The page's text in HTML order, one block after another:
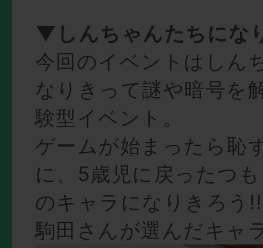
▼しんちゃんたちにな
今回のイベントはしん
なりきって謎や暗号を
験型イベント。
ゲームが始まったら恥
に、5歳児に戻ったつ
のキャラになりきろう!!
駒田さんが選んだキャ